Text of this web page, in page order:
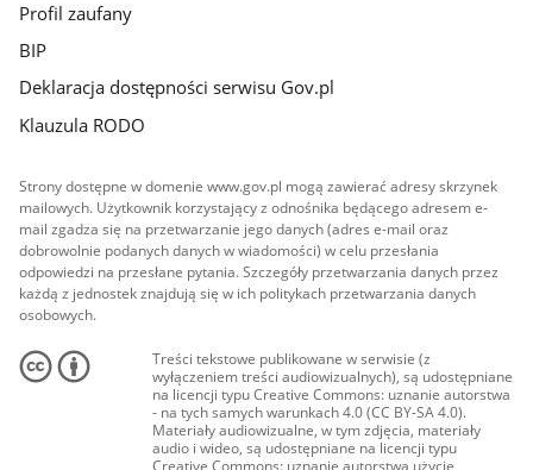
Profil zaufany
BIP
Deklaracja dostępności serwisu Gov.pl
Klauzula RODO
Strony dostępne w domenie www.gov.pl mogą zawierać adresy skrzynek
mailowych. Użytkownik korzystający z odnośnika będącego adresem e-
mail zgadza się na przetwarzanie jego danych (adres e-mail oraz
dobrowolnie podanych danych w wiadomości) w celu przesłania
odpowiedzi na przesłane pytania. Szczegóły przetwarzania danych przez
każdą z jednostek znajdują się w ich politykach przetwarzania danych
osobowych.
Treści tekstowe publikowane w serwisie (z
wyłączeniem treści audiowizualnych), są udostępniane
na licencji typu Creative Commons: uznanie autorstwa
- na tych samych warunkach 4.0 (CC BY-SA 4.0).
Materiały audiowizualne, w tym zdjęcia, materiały
audio i wideo, są udostępniane na licencji typu